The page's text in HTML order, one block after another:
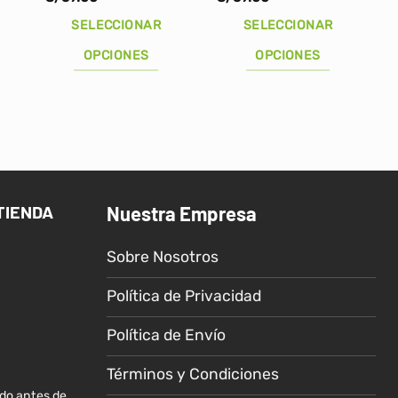
SELECCIONAR
OPCIONES
variantes.
opciones
producto
SELECCIONAR
OPCIONES
variantes.
opciones
pueden
elegir
en
la
de
producto
Nuestra Empresa
Sobre Nosotros
Política de Privacidad
Política de Envío
Términos y Condiciones